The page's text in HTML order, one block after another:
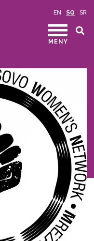
EN SQ SR
MENY